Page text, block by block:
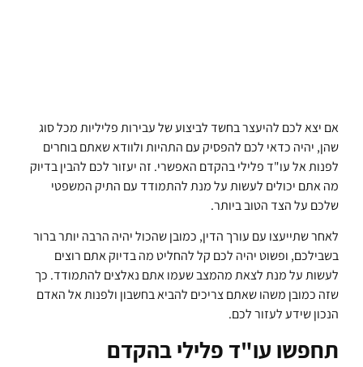
אם יצא לכם להיעצר בחשד לביצוע של עבירות פליליות מכל סוג
שהן, יהיה כדאי לכם להפסיק עם התהיות ולוודא שאתם בוחרים
לפנות אל עו"ד פלילי בהקדם האפשרי. זה יעזור לכם להבין בדיוק
מה אתם יכולים לעשות על מנת להתמודד עם התיק המשפטי
שלכם על הצד הטוב ביותר.
לאחר שתייעצו עם עורך הדין, כמובן שהכול יהיה הרבה יותר ברור
בשבילכם, ופשוט יהיה לכם קל להחליט מה בדיוק אתם רוצים
לעשות על מנת לצאת מהמצב שעמו אתם נאלצים להתמודד. כך
שזה כמובן משהו שאתם צריכים להביא בחשבון ולפנות אל האדם
הנכון שידע לעזור לכם.
תחפשו עו"ד פלילי בהקדם